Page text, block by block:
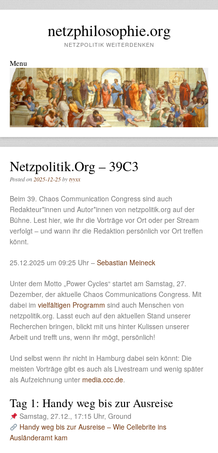
netzphilosophie.org
NETZPOLITIK WEITERDENKEN
Menu
Skip to content
Netzpolitik.org – 39C3
Posted on2025-12-25bytyyxx
Beim 39. Chaos Communication Congress sind auch
Redakteur*innen und Autor*innen von netzpolitik.org auf der
Bühne. Lest hier, wie ihr die Vorträge vor Ort oder per Stream
verfolgt – und wann ihr die Redaktion persönlich vor Ort treffen
könnt.
25.12.2025 um 09:25 Uhr – Sebastian Meineck
Unter dem Motto „Power Cycles“ startet am Samstag, 27.
Dezember, der aktuelle Chaos Communications Congress. Mit
dabei im vielfältigen Programm sind auch Menschen von
netzpolitik.org. Lasst euch auf den aktuellen Stand unserer
Recherchen bringen, blickt mit uns hinter Kulissen unserer
Arbeit und trefft uns, wenn ihr mögt, persönlich!
Und selbst wenn ihr nicht in Hamburg dabei sein könnt: Die
meisten Vorträge gibt es auch als Livestream und wenig später
als Aufzeichnung unter media.ccc.de.
Tag 1: Handy weg bis zur Ausreise
Samstag, 27.12., 17:15 Uhr, Ground
Handy weg bis zur Ausreise – Wie Cellebrite ins
Ausländeramt kam